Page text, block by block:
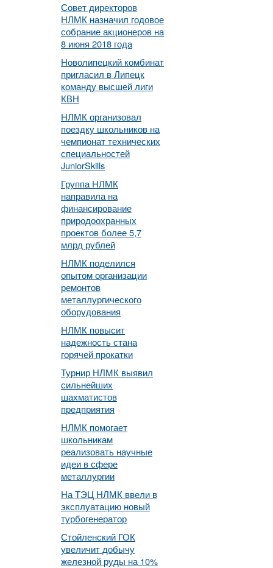
Совет директоров
НЛМК назначил годовое
собрание акционеров на
8 июня 2018 года
Новолипецкий комбинат
пригласил в Липецк
команду высшей лиги
КВН
НЛМК организовал
поездку школьников на
чемпионат технических
специальностей
JuniorSkills
Группа НЛМК
направила на
финансирование
природоохранных
проектов более 5,7
млрд рублей
НЛМК поделился
опытом организации
ремонтов
металлургического
оборудования
НЛМК повысит
надежность стана
горячей прокатки
Турнир НЛМК выявил
сильнейших
шахматистов
предприятия
НЛМК помогает
школьникам
реализовать научные
идеи в сфере
металлургии
На ТЭЦ НЛМК ввели в
эксплуатацию новый
турбогенератор
Стойленский ГОК
увеличит добычу
железной руды на 10%